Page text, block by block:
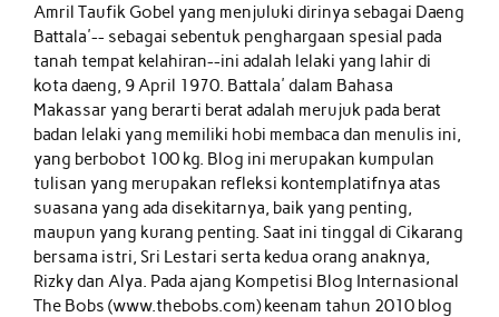
Amril Taufik Gobelyang menjuluki dirinya sebagai Daeng
Battala'-- sebagai sebentuk penghargaan spesial pada
tanah tempat kelahiran--ini adalah lelaki yang lahir di
kota daeng, 9 April 1970. Battala' dalam Bahasa
Makassar yang berarti berat adalah merujuk pada berat
badan lelaki yang memiliki hobi membaca dan menulis ini,
yang berbobot 100 kg. Blog ini merupakan kumpulan
tulisan yang merupakan refleksi kontemplatifnya atas
suasana yang ada disekitarnya, baik yang penting,
maupun yang kurang penting. Saat ini tinggal di Cikarang
bersama istri, Sri Lestari serta kedua orang anaknya,
Rizky dan Alya. Pada ajang Kompetisi Blog Internasional
The Bobs (www.thebobs.com) keenam tahun 2010 blog